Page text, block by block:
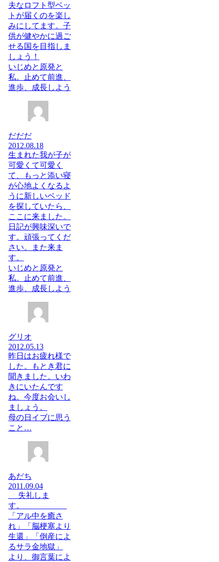
夫なロフト型ベッ
トが届くのを楽し
みにしてます。子
供が健やかに過ご
せる国を目指しま
しょう！
いじめと原発と
私。止めて前進、
進歩、成長しよう
だだだ
2012.08.18
生まれた我が子が
可愛くて可愛く
て、もっと添い寝
が心地よくなるよ
うに新しいベッド
を探していたら、
ここに来ました。
日記が興味深いで
す。頑張ってくだ
さい。また来ま
す。
いじめと原発と
私。止めて前進、
進歩、成長しよう
グリオ
2012.05.13
昨日はお疲れ様で
した。もとき君に
聞きました。いわ
きにいたんです
ね。今度お会いし
ましょう。
母の日イブに思う
こと…
あだち
2011.09.04
失礼しま
す。
「アル中を癒さ
れ」「脳梗塞より
生還」「倒産によ
るサラ金地獄」
より、御言葉によ